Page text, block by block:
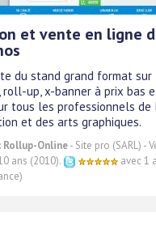
et vente en ligne
du stand grand format
roll-up, x-banner à prix bas
tous les professionnels de
et des arts graphiques.
Rollup-Online- Site pro (SARL) -
ans (2010).
avec 1